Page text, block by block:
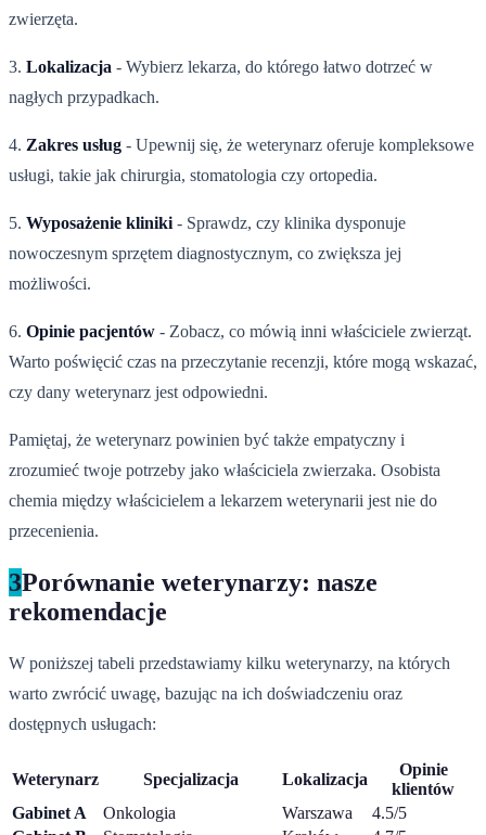
zwierzęta.
3. Lokalizacja - Wybierz lekarza, do którego łatwo dotrzeć w
nagłych przypadkach.
4. Zakres usług - Upewnij się, że weterynarz oferuje kompleksowe
usługi, takie jak chirurgia, stomatologia czy ortopedia.
5. Wyposażenie kliniki - Sprawdz, czy klinika dysponuje
nowoczesnym sprzętem diagnostycznym, co zwiększa jej
możliwości.
6. Opinie pacjentów - Zobacz, co mówią inni właściciele zwierząt.
Warto poświęcić czas na przeczytanie recenzji, które mogą wskazać,
czy dany weterynarz jest odpowiedni.
Pamiętaj, że weterynarz powinien być także empatyczny i
zrozumieć twoje potrzeby jako właściciela zwierzaka. Osobista
chemia między właścicielem a lekarzem weterynarii jest nie do
przecenienia.
3Porównanie weterynarzy: nasze
rekomendacje
W poniższej tabeli przedstawiamy kilku weterynarzy, na których
warto zwrócić uwagę, bazując na ich doświadczeniu oraz
dostępnych usługach:
Weterynarz Specjalizacja Lokalizacja
Opinie
klientów
Gabinet A
Onkologia Warszawa
4.5/5